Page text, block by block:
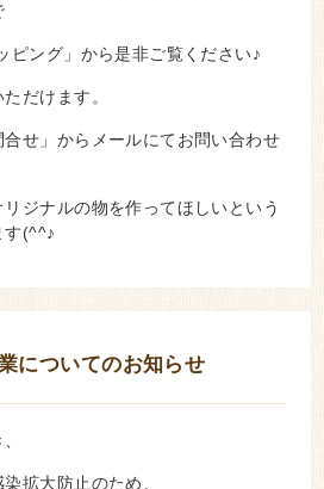
ピング」から是非ご覧ください♪
だけます。
せ」からメールにてお問い合わせ
ジナルの物を作ってほしいという
す(^^♪
についてのお知らせ
拡大防止のため、